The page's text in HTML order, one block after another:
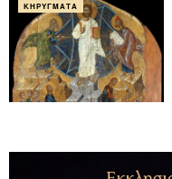
ΚΗΡΎΓΜΑΤΑ